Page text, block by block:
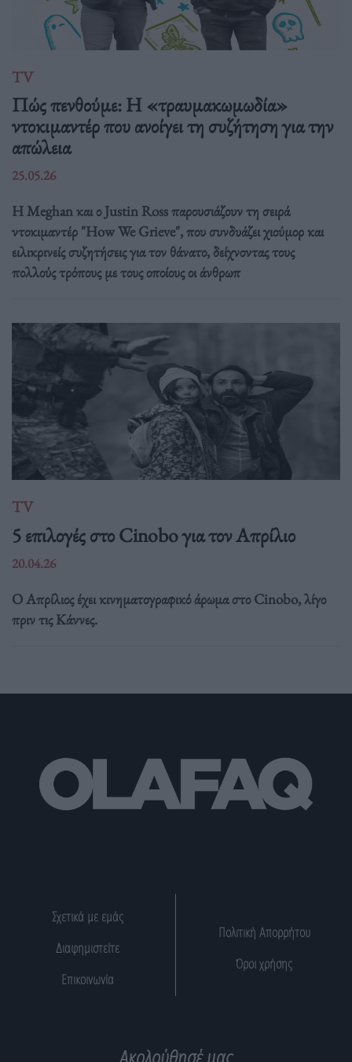
TV
Πώς πενθούμε: Η «τραυμακωμωδία»
ντοκιμαντέρ που ανοίγει τη συζήτηση για την
απώλεια
25.05.26
Η Meghan και ο Justin Ross παρουσιάζουν τη σειρά
ντοκιμαντέρ "How We Grieve", που συνδυάζει χιούμορ και
ειλικρινείς συζητήσεις για τον θάνατο, δείχνοντας τους
πολλούς τρόπους με τους οποίους οι άνθρωπ
TV
5 επιλογές στο Cinobo για τον Απρίλιο
20.04.26
Ο Απρίλιος έχει κινηματογραφικό άρωμα στο Cinobo, λίγο
πριν τις Κάννες.
Σχετικά με εμάς
Διαφημιστείτε
Επικοινωνία
Πολιτική Απορρήτου
Όροι χρήσης